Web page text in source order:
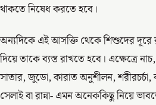
থাকতে নিষেধ করতে হবে।
অন্যদিকে এই আসক্তি থেকে শিশুদের দূরে
দিয়ে তাকে ব্যস্ত রাখতে হবে। এক্ষেত্রে
সাতার, জুডো, কারাত অনুশীলন, শরীরচর্চা,
সেলাই বা রান্না- এমন অনেককিছু নিয়ে